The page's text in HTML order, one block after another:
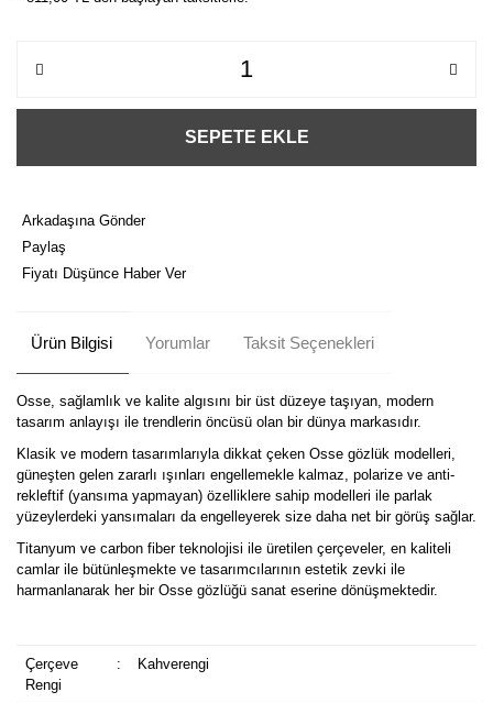
SEPETE EKLE
Arkadaşına Gönder
Paylaş
Fiyatı Düşünce Haber Ver
Ürün Bilgisi Yorumlar Taksit Seçenekleri
Osse, sağlamlık ve kalite algısını bir üst düzeye taşıyan, modern
tasarım anlayışı ile trendlerin öncüsü olan bir dünya markasıdır.
Klasik ve modern tasarımlarıyla dikkat çeken Osse gözlük modelleri,
güneşten gelen zararlı ışınları engellemekle kalmaz, polarize ve anti-
rekleftif (yansıma yapmayan) özelliklere sahip modelleri ile parlak
yüzeylerdeki yansımaları da engelleyerek size daha net bir görüş sağlar.
Titanyum ve carbon fiber teknolojisi ile üretilen çerçeveler, en kaliteli
camlar ile bütünleşmekte ve tasarımcılarının estetik zevki ile
harmanlanarak her bir Osse gözlüğü sanat eserine dönüşmektedir.
Çerçeve
Rengi
: Kahverengi